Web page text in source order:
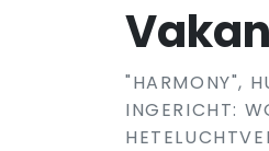
"HARMONY",
INGERICHT: